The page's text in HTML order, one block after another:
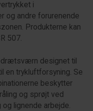
i
og andre forurenende
Produkterne kan
507.
designet til
en trykluftforsyning. Se
beskytter
og sprøjt ved
lignende arbejde.